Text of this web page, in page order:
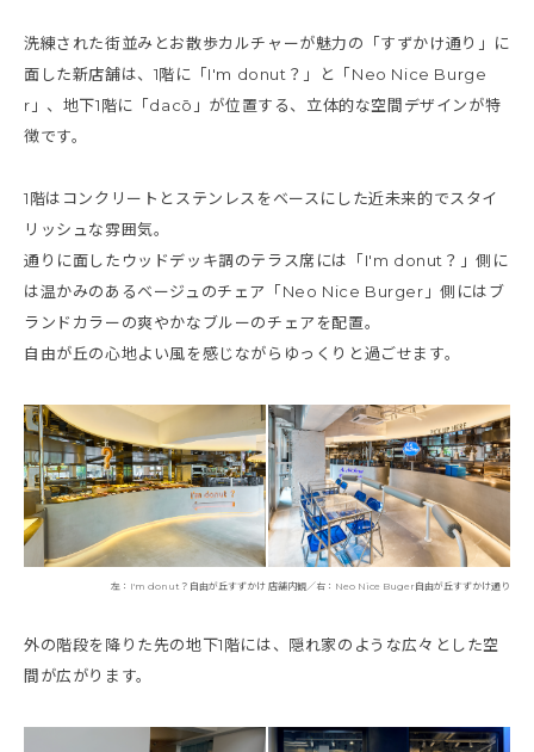
洗練された街並みとお散歩カルチャーが魅力の「すずかけ通り」に
面した新店舗は、1階に「I'm donut？」と「Neo Nice Burge
r」、地下1階に「dacō」が位置する、立体的な空間デザインが特
徴です。
1階はコンクリートとステンレスをベースにした近未来的でスタイ
リッシュな雰囲気。
通りに面したウッドデッキ調のテラス席には「I'm donut？」側に
は温かみのあるベージュのチェア「Neo Nice Burger」側にはブ
ランドカラーの爽やかなブルーのチェアを配置。
自由が丘の心地よい風を感じながらゆっくりと過ごせます。
左：I'm donut？自由が丘すずかけ 店舗内観／右：Neo Nice Buger自由が丘すずかけ通り
外の階段を降りた先の地下1階には、隠れ家のような広々とした空
間が広がります。